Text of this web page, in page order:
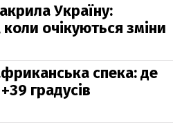
Україну:
очікуються зміни
спека: де
градусів